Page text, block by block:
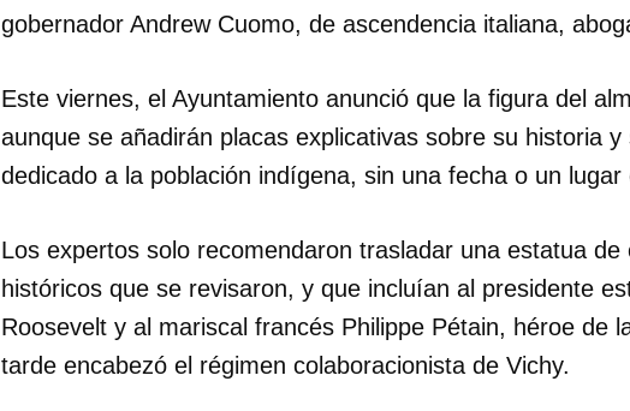
gobernador Andrew Cuomo, de ascendencia italiana,
Este viernes, el Ayuntamiento anunció que la figura del
aunque se añadirán placas explicativas sobre su historia
dedicado a la población indígena, sin una fecha o un
Los expertos solo recomendaron trasladar una estatua
históricos que se revisaron, y que incluían al presidente
Roosevelt y al mariscal francés Philippe Pétain, héroe de
tarde encabezó el régimen colaboracionista de Vichy.